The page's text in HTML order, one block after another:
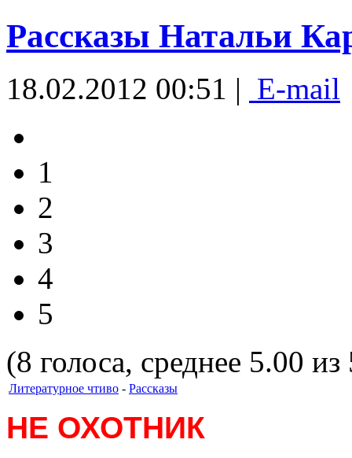
Рассказы Натальи
18.02.2012 00:51 | E-mail
1
2
3
4
5
(8 голоса, среднее 5.00 из
Литературное чтиво - Рассказы
НЕ ОХОТНИК